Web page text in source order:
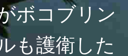
ボコブリン
も護衛した